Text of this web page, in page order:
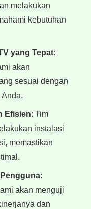
melakukan
kebutuhan
yang Tepat:
akan
sesuai dengan
Efisien: Tim
instalasi
memastikan
:
akan menguji
dan